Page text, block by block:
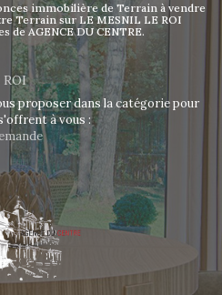
immobilière de Terrain à vendre
Terrain sur LE MESNIL LE ROI
AGENCE DU CENTRE.
proposer dans la catégorie pour
à vous :